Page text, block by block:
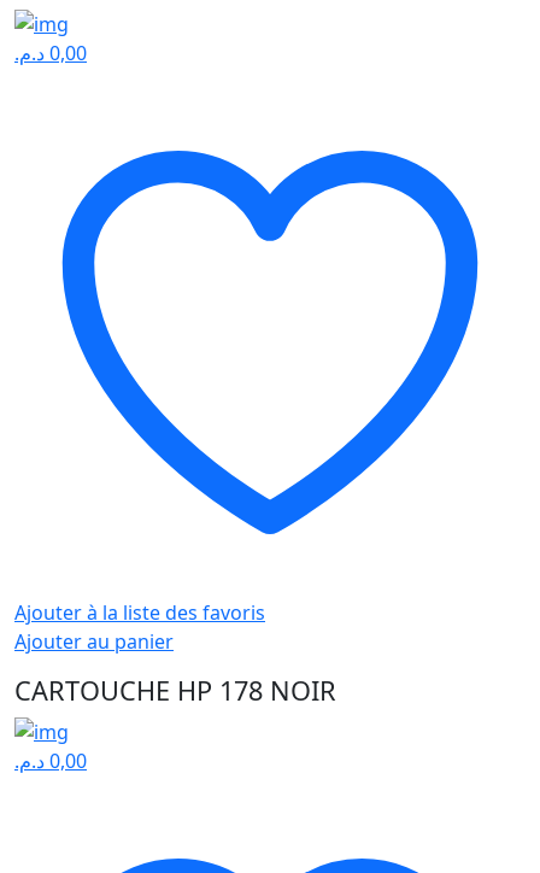
0,00د.م.
Ajouter à la liste des favoris
Ajouter au panier
CARTOUCHE HP 178 NOIR
0,00د.م.